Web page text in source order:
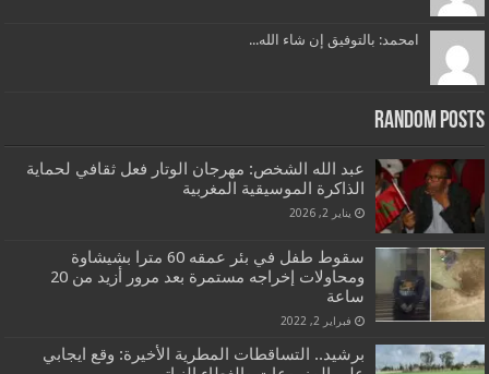
امحمد: بالتوفيق إن شاء الله...
Random Posts
عبد الله الشخص: مهرجان الوتار فعل ثقافي لحماية
الذاكرة الموسيقية المغربية
يناير 2, 2026
سقوط طفل في بئر عمقه 60 مترا بشيشاوة
ومحاولات إخراجه مستمرة بعد مرور أزيد من 20
ساعة
فبراير 2, 2022
برشيد.. التساقطات المطرية الأخيرة: وقع ايجابي